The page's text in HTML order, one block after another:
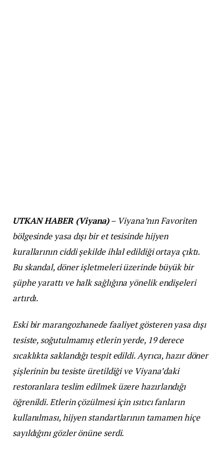
UTKAN HABER (Viyana)– Viyana’nın Favoriten
bölgesinde yasa dışı bir et tesisinde hijyen
kurallarının ciddi şekilde ihlal edildiği ortaya çıktı.
Bu skandal, döner işletmeleri üzerinde büyük bir
şüphe yarattı ve halk sağlığına yönelik endişeleri
artırdı.
Eski bir marangozhanede faaliyet gösteren yasa dışı
tesiste, soğutulmamış etlerin yerde, 19 derece
sıcaklıkta saklandığı tespit edildi. Ayrıca, hazır döner
şişlerinin bu tesiste üretildiği ve Viyana’daki
restoranlara teslim edilmek üzere hazırlandığı
öğrenildi. Etlerin çözülmesi için ısıtıcı fanların
kullanılması, hijyen standartlarının tamamen hiçe
sayıldığını gözler önüne serdi.